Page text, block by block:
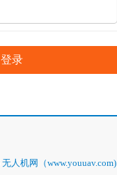
无人机网（www.youuav.com)